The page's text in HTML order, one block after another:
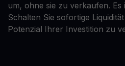
um, ohne sie zu verkaufen.
Schalten Sie sofortige
Potenzial Ihrer Investition zu